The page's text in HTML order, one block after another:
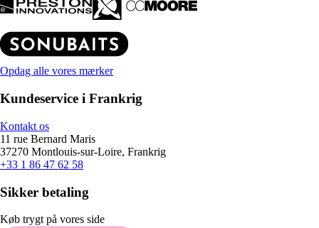
Opdag alle vores mærker
Kundeservice i Frankrig
Kontakt os
11 rue Bernard Maris
37270 Montlouis-sur-Loire, Frankrig
+33 1 86 47 62 58
Sikker betaling
Køb trygt på vores side